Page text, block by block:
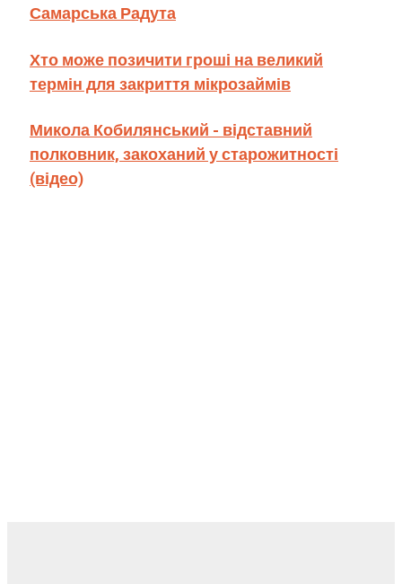
Самарська Радута
Хто може позичити гроші на великий
термін для закриття мікрозаймів
Микола Кобилянський - відставний
полковник, закоханий у старожитності
(відео)